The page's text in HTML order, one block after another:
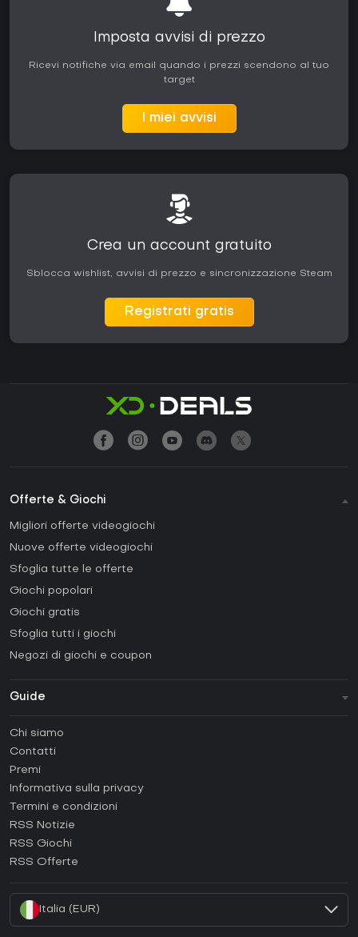
Imposta avvisi di prezzo
Ricevi notifiche via email quando i prezzi scendono al tuo
target
I miei avvisi
Crea un account gratuito
Sblocca wishlist, avvisi di prezzo e sincronizzazione Steam
Registrati gratis
Offerte & Giochi
Migliori offerte videogiochi
Nuove offerte videogiochi
Sfoglia tutte le offerte
Giochi popolari
Giochi gratis
Sfoglia tutti i giochi
Negozi di giochi e coupon
Guide
Come attivare una Steam CD Key?
Come attivare una Epic Games CD Key?
Come attivare una GOG CD Key?
Come attivare una Ubisoft Connect CD Key?
Chi siamo
Contatti
Premi
Informativa sulla privacy
Termini e condizioni
RSS Notizie
RSS Giochi
RSS Offerte
Italia (EUR)